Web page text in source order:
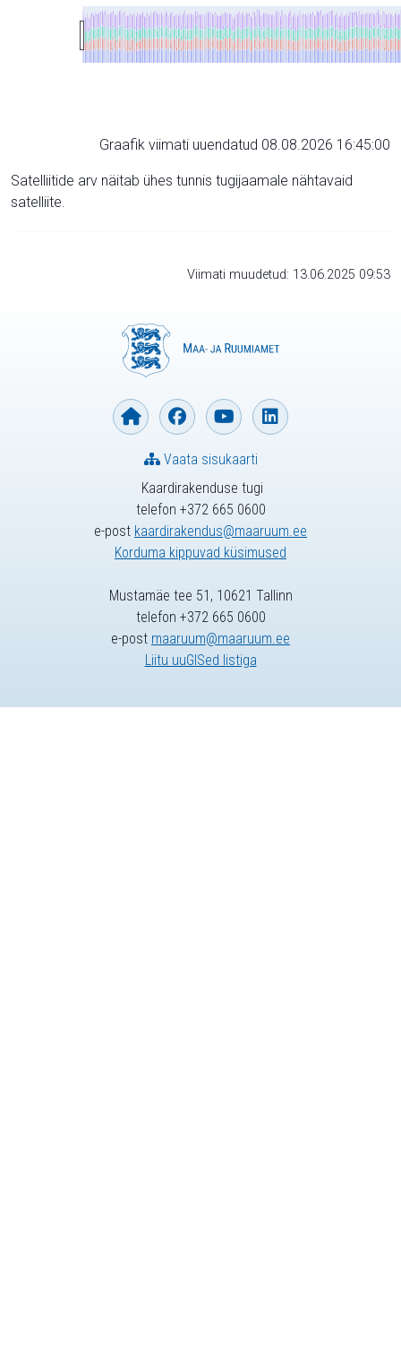
Graafik viimati uuendatud 08.08.2026 16:45:00
Satelliitide arv näitab ühes tunnis tugijaamale nähtavaid
satelliite.
Viimati muudetud: 13.06.2025 09:53
Kaardirakenduse tugi
telefon +372 665 0600
e-post kaardirakendus@maaruum.ee
Korduma kippuvad küsimused
Vaata sisukaarti
Mustamäe tee 51, 10621 Tallinn
telefon +372 665 0600
e-post maaruum@maaruum.ee
Liitu uuGISed listiga